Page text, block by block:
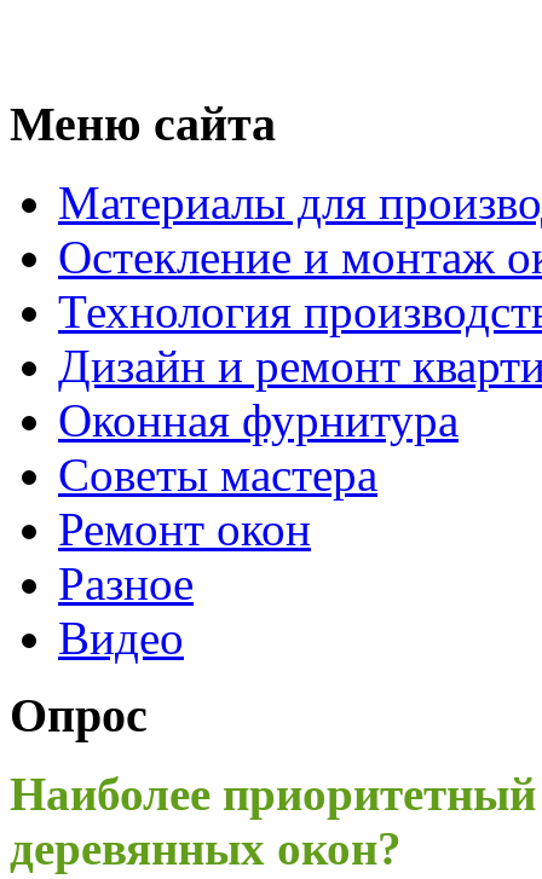
Меню сайта
Материалы для
Остекление и монтаж
Технология
Дизайн и ремонт
Оконная фурнитура
Советы мастера
Ремонт окон
Разное
Видео
Опрос
Наиболее
деревянных окон?